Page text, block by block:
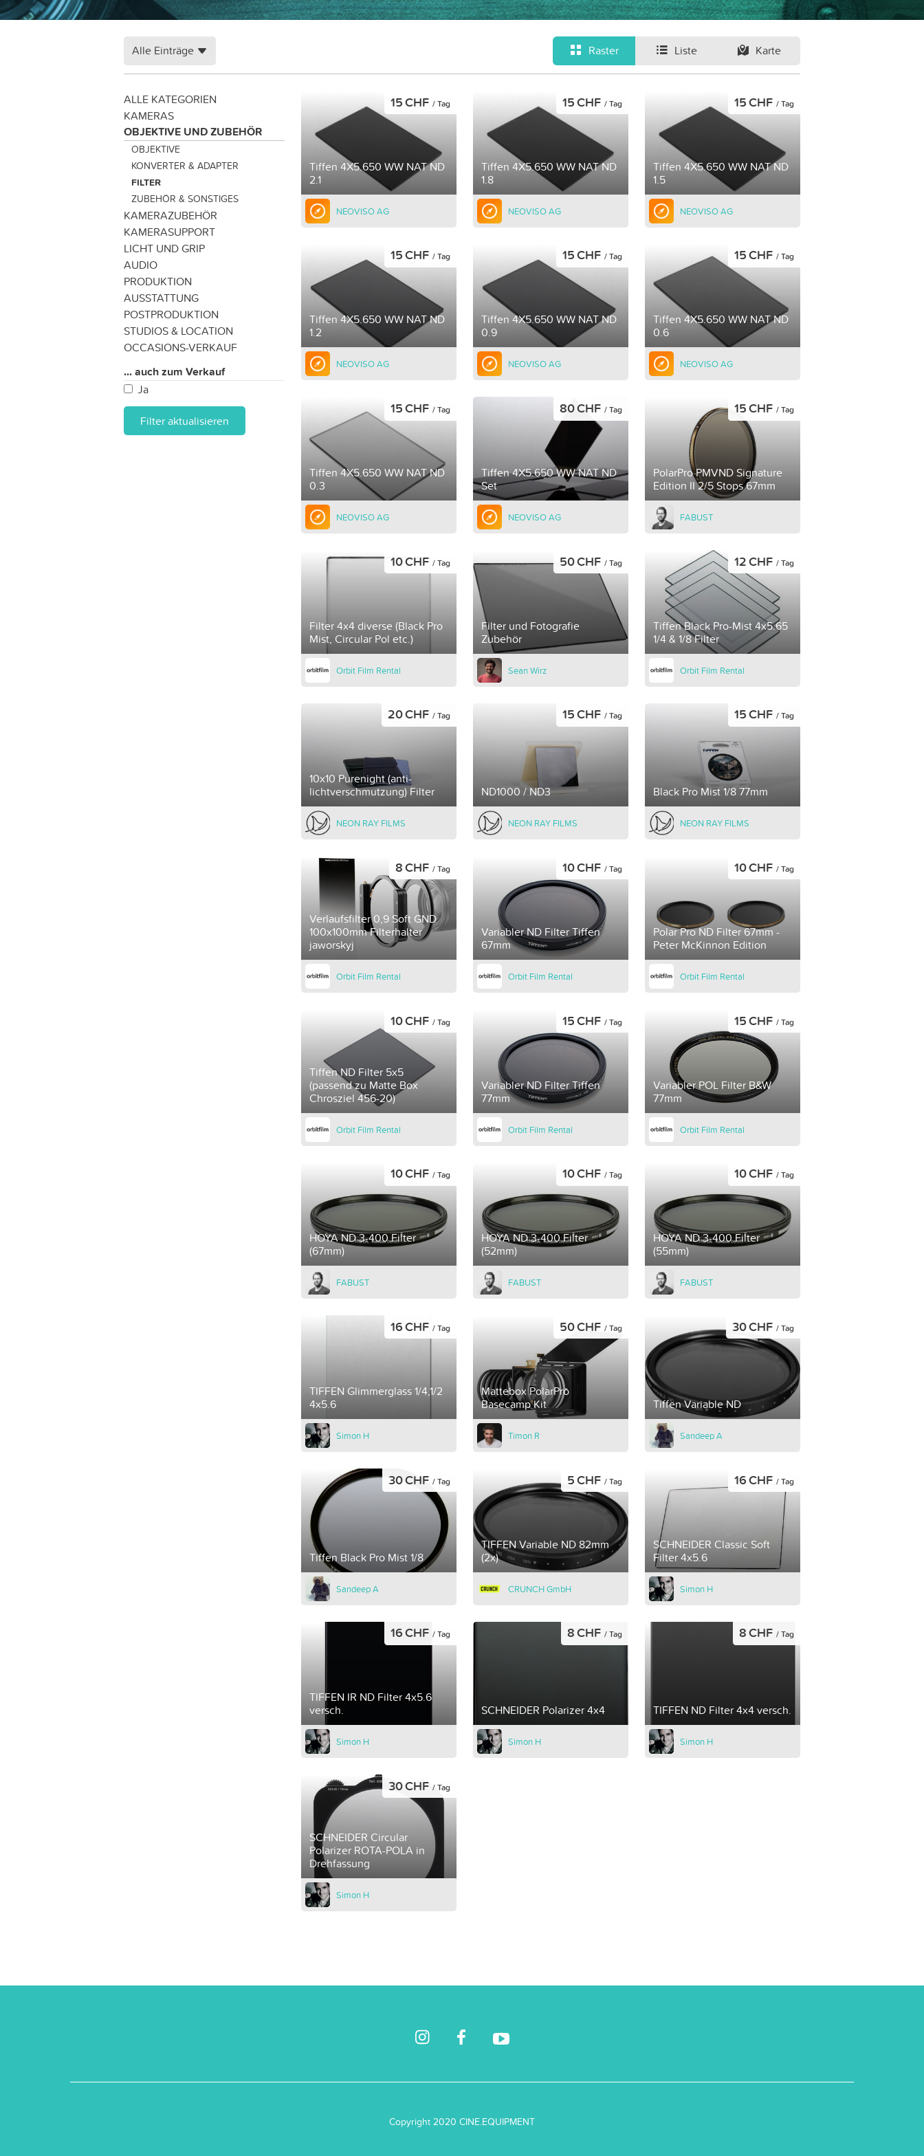
Raster Liste Karte
Alle Einträge
ALLE KATEGORIEN
KAMERAS
OBJEKTIVE UND ZUBEHÖR
OBJEKTIVE
KONVERTER & ADAPTER
FILTER
ZUBEHÖR & SONSTIGES
KAMERAZUBEHÖR
KAMERASUPPORT
LICHT UND GRIP
AUDIO
PRODUKTION
AUSSTATTUNG
POSTPRODUKTION
STUDIOS & LOCATION
OCCASIONS-VERKAUF
... auch zum Verkauf
Ja
Filter aktualisieren
Tiffen 4X5.650 WW NAT ND
2.1
15 CHF / Tag
NEOVISO AG
Tiffen 4X5.650 WW NAT ND
1.8
15 CHF / Tag
NEOVISO AG
Tiffen 4X5.650 WW NAT ND
1.5
15 CHF / Tag
NEOVISO AG
Tiffen 4X5.650 WW NAT ND
1.2
15 CHF / Tag
NEOVISO AG
Tiffen 4X5.650 WW NAT ND
0.9
15 CHF / Tag
NEOVISO AG
Tiffen 4X5.650 WW NAT ND
0.6
15 CHF / Tag
NEOVISO AG
Tiffen 4X5.650 WW NAT ND
0.3
15 CHF / Tag
NEOVISO AG
Tiffen 4X5.650 WW NAT ND
Set
80 CHF / Tag
NEOVISO AG
PolarPro PMVND Signature
Edition II 2/5 Stops 67mm
15 CHF / Tag
FABUST
Filter 4x4 diverse (Black Pro
Mist, Circular Pol etc.)
10 CHF / Tag
Orbit Film Rental
Filter und Fotografie
Zubehör
50 CHF / Tag
Sean Wirz
Tiffen Black Pro-Mist 4x5.65
1/4 & 1/8 Filter
12 CHF / Tag
Orbit Film Rental
10x10 Purenight (anti-
lichtverschmutzung) Filter
20 CHF / Tag
NEON RAY FILMS
ND1000 / ND3
15 CHF / Tag
NEON RAY FILMS
Black Pro Mist 1/8 77mm
15 CHF / Tag
NEON RAY FILMS
Verlaufsfilter 0,9 Soft GND
100x100mm Filterhalter
jaworskyj
8 CHF / Tag
Orbit Film Rental
Variabler ND Filter Tiffen
67mm
10 CHF / Tag
Orbit Film Rental
Polar Pro ND Filter 67mm -
Peter McKinnon Edition
10 CHF / Tag
Orbit Film Rental
Tiffen ND Filter 5x5
(passend zu Matte Box
Chrosziel 456-20)
10 CHF / Tag
Orbit Film Rental
Variabler ND Filter Tiffen
77mm
15 CHF / Tag
Orbit Film Rental
Variabler POL Filter B&W
77mm
15 CHF / Tag
Orbit Film Rental
HOYA ND 3-400 Filter
(67mm)
10 CHF / Tag
FABUST
HOYA ND 3-400 Filter
(52mm)
10 CHF / Tag
FABUST
HOYA ND 3-400 Filter
(55mm)
10 CHF / Tag
FABUST
TIFFEN Glimmerglass 1/4,1/2
4x5.6
16 CHF / Tag
Simon H
Mattebox PolarPro
Basecamp Kit
50 CHF / Tag
Timon R
Tiffen Variable ND
30 CHF / Tag
Sandeep A
Tiffen Black Pro Mist 1/8
30 CHF / Tag
Sandeep A
TIFFEN Variable ND 82mm
(2x)
5 CHF / Tag
CRUNCH GmbH
SCHNEIDER Classic Soft
Filter 4x5.6
16 CHF / Tag
Simon H
TIFFEN IR ND Filter 4x5.6
versch.
16 CHF / Tag
Simon H
SCHNEIDER Polarizer 4x4
8 CHF / Tag
Simon H
TIFFEN ND Filter 4x4 versch.
8 CHF / Tag
Simon H
SCHNEIDER Circular
Polarizer ROTA-POLA in
Drehfassung
30 CHF / Tag
Simon H
Copyright 2020 CINE.EQUIPMENT